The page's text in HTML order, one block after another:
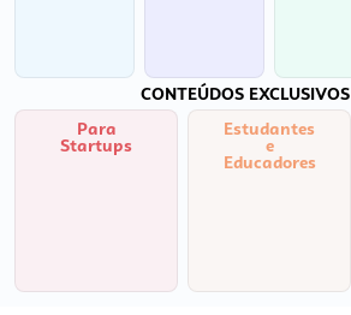
CONTEÚDOS
Para
Startups
Estudantes
e
Educadores